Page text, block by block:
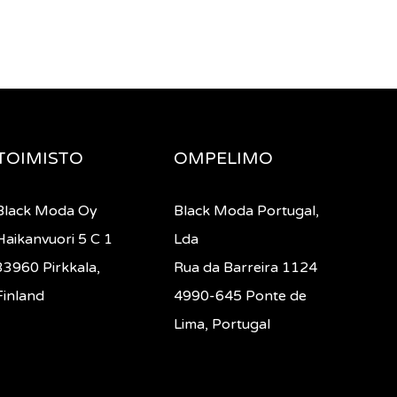
Moda Oy
5 C 1
Pirkkala,
OMPELIMO
Black Moda Portugal,
Lda
Rua da Barreira 1124
4990-645 Ponte de
Lima, Portugal